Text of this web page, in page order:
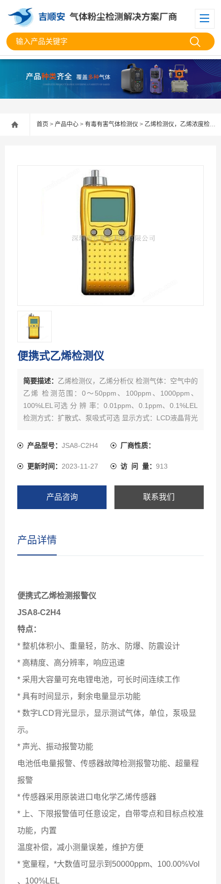
首页 > 产品中心 > 有毒有害气体检测仪 > 乙烯检测仪，乙烯浓度检测仪
便携式乙烯检测仪
简要描述： 乙烯检测仪，乙烯分析仪 检测气体：空气中的
乙烯 检测范围：0～50ppm、100ppm、1000ppm、
100%LEL可选 分 辨 率：0.01ppm、0.1ppm、0.1%LEL
检测方式：扩散式、泵吸式可选 显示方式：LCD液晶背光
产品型号： JSA8-C2H4 厂商性质：
更新时间： 2023-11-27 访 问 量： 913
产品咨询 联系我们
产品详情
便携式乙烯检测报警仪
JSA8-C2H4
特点：
* 整机体积小、重量轻，防水、防爆、防震设计
* 高精度、高分辨率，响应迅速
* 采用大容量可充电锂电池，可长时间连续工作
* 具有时间显示，剩余电量显示功能
* 数字LCD背光显示，显示测试气体，单位，泵吸显
示。
* 声光、振动报警功能
电池低电量报警、传感器故障检测报警功能、超量程
报警
* 传感器采用原装进口电化学乙烯传感器
* 上、下限报警值可任意设定，自带零点和目标点校准
功能，内置
温度补偿，减小测量误差，维护方便
* 宽量程，*大数值可显示到50000ppm、 100.00%Vol
、100%LEL